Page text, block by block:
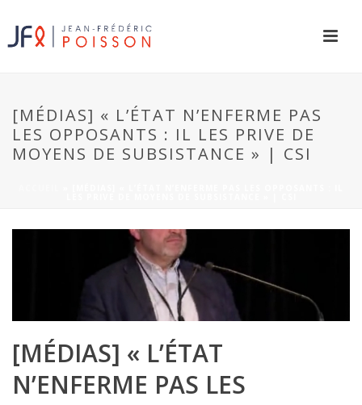
[MÉDIAS] « L’ÉTAT N’ENFERME PAS
LES OPPOSANTS : IL LES PRIVE DE
MOYENS DE SUBSISTANCE » | CSI
[MÉDIAS] « L’ÉTAT
N’ENFERME PAS LES